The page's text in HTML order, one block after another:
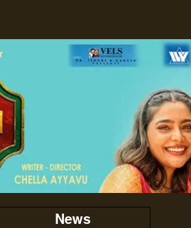
News